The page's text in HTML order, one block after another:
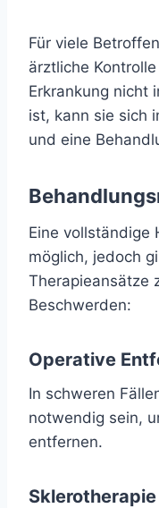
Für viele
ärztliche
Erkrankung nicht
ist, kann sie sich
und eine
Eine vollständige
möglich, jedoch
Therapieansätze
Beschwerden:
Operative
In schweren
notwendig sein,
entfernen.
Sklerotherapie